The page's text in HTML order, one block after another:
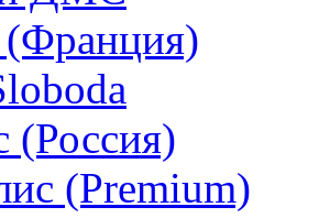
(Россия)
(Premium)